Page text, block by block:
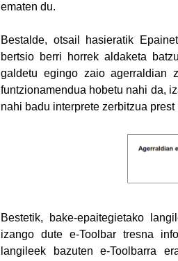
ematen du.
Bestalde, otsail hasieratik
bertsio berri horrek aldaketa
galdetu egingo zaio agerraldian
funtzionamendua hobetu nahi da,
nahi badu interprete zerbitzua
Bestetik, bake-epaitegietako
izango dute e-Toolbar tresna
langileek bazuten e-Toolbarra